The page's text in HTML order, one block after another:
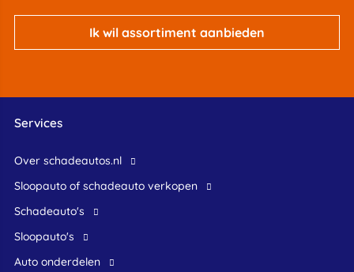
Ik wil assortiment aanbieden
Services
Over schadeautos.nl
Sloopauto of schadeauto verkopen
Schadeauto's
Sloopauto's
Auto onderdelen